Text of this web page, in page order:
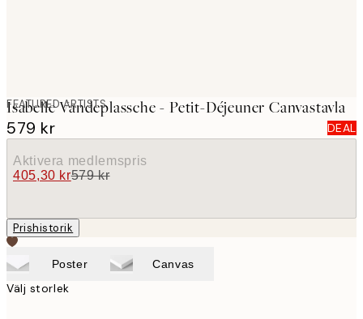
FEATURED ARTISTS
Isabelle Vandeplassche - Petit-Déjeuner Canvastavla
579 kr DEAL
Aktivera medlemspris
405,30 kr579 kr
Prishistorik
Poster Canvas
Välj storlek